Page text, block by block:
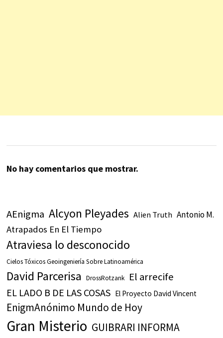
No hay comentarios que mostrar.
AEnigma Alcyon Pleyades Alien Truth Antonio M.
Atrapados En El Tiempo
Atraviesa lo desconocido
Cielos Tóxicos Geoingeniería Sobre Latinoamérica
David Parcerisa DrossRotzank El arrecife
EL LADO B DE LAS COSAS El Proyecto David Vincent
EnigmAnónimo Mundo de Hoy
Gran Misterio GUIBRARI INFORMA